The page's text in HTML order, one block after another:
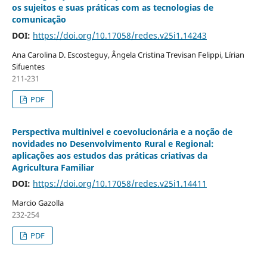
os sujeitos e suas práticas com as tecnologias de
comunicação
DOI: https://doi.org/10.17058/redes.v25i1.14243
Ana Carolina D. Escosteguy, Ângela Cristina Trevisan Felippi, Lírian
Sifuentes
211-231
PDF
Perspectiva multinivel e coevolucionária e a noção de
novidades no Desenvolvimento Rural e Regional:
aplicações aos estudos das práticas criativas da
Agricultura Familiar
DOI: https://doi.org/10.17058/redes.v25i1.14411
Marcio Gazolla
232-254
PDF